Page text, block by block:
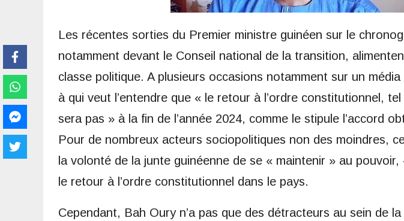
Les récentes sorties du Premier ministre guinéen sur le
notamment devant le Conseil national de la transition,
classe politique. A plusieurs occasions notamment sur un
à qui veut l’entendre que « le retour à l’ordre constitutionnel, tel
sera pas » à la fin de l’année 2024, comme le stipule l’accord
Pour de nombreux acteurs sociopolitiques non des moindres,
la volonté de la junte guinéenne de se « maintenir » au
le retour à l’ordre constitutionnel dans le pays.
Cependant, Bah Oury n’a pas que des détracteurs au sein de